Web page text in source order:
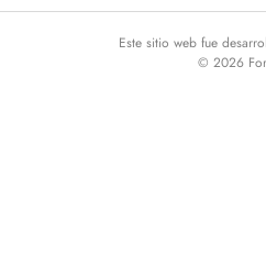
Este sitio web fue
© 2026